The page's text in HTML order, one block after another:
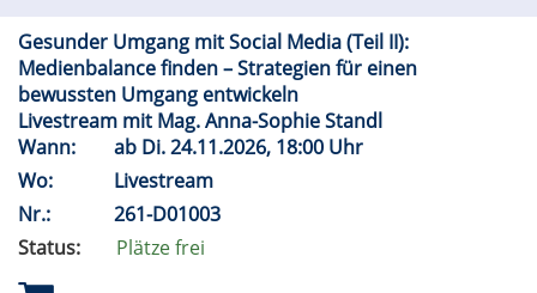
Gesunder Umgang mit Social Media (Teil II):
Medienbalance finden – Strategien für einen
bewussten Umgang entwickeln
Livestream mit Mag. Anna-Sophie Standl
Wann:
ab Di.24.11.2026, 18:00 Uhr
Wo:
Livestream
Nr.:
261-D01003
Status:
Plätze frei